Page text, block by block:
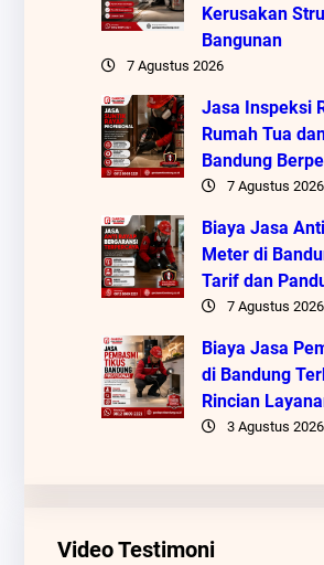
Kerusakan
Bangunan
7 Agustus 2026
Jasa Inspeksi
Rumah Tua
Bandung
7 Agustus 2026
Biaya Jasa
Meter di
Tarif dan
7 Agustus 2026
Biaya Jasa
di Bandung
Rincian
3 Agustus 2026
Video Testimoni